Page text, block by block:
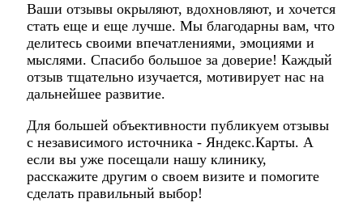
Ваши отзывы окрыляют, вдохновляют, и хочется
стать еще и еще лучше. Мы благодарны вам, что
делитесь своими впечатлениями, эмоциями и
мыслями. Спасибо большое за доверие! Каждый
отзыв тщательно изучается, мотивирует нас на
дальнейшее развитие.
Для большей объективности публикуем отзывы
с независимого источника - Яндекс.Карты. А
если вы уже посещали нашу клинику,
расскажите другим о своем визите и помогите
сделать правильный выбор!